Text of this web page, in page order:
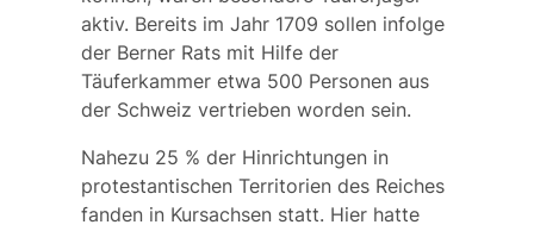
aktiv. Bereits im Jahr 1709 sollen infolge
der Berner Rats mit Hilfe der
Täuferkammer etwa 500 Personen aus
der Schweiz vertrieben worden sein.
Nahezu 25 % der Hinrichtungen in
protestantischen Territorien des Reiches
fanden in Kursachsen statt. Hier hatte